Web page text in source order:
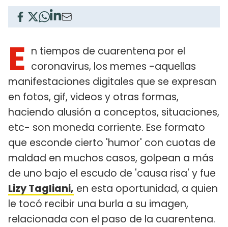
E n tiempos de cuarentena por el
coronavirus, los memes -aquellas
manifestaciones digitales que se expresan
en fotos, gif, videos y otras formas,
haciendo alusión a conceptos, situaciones,
etc- son moneda corriente. Ese formato
que esconde cierto 'humor' con cuotas de
maldad en muchos casos, golpean a más
de uno bajo el escudo de 'causa risa' y fue
Lizy Tagliani, en esta oportunidad, a quien
le tocó recibir una burla a su imagen,
relacionada con el paso de la cuarentena.